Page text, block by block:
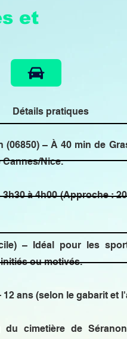
et
Détails pratiques
(06850) – À 40 min de
Cannes/Nice.
à 4h00 (Approche :
– Idéal pour les
ou motivés.
12 ans (selon le gabarit et
du cimetière de